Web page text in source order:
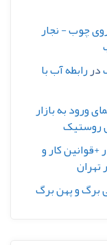
چوب - نجار
دررابطه آب با
ورود به بازار
روستیک
کار و
تهران
و پهن برگ